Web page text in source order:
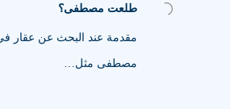
طلعت مصطفى؟
مقدمة عند البحث عن عقار
مصطفى مثل…